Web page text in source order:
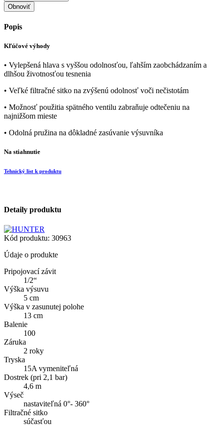
Popis
Kľúčové výhody
• Vylepšená hlava s vyššou odolnosťou, ľahším zaobchádzaním a
dlhšou životnosťou tesnenia
• Veľké filtračné sitko na zvýšenú odolnosť voči nečistotám
• Možnosť použitia spätného ventilu zabraňuje odtečeniu na
najnižšom mieste
• Odolná pružina na dôkladné zasúvanie výsuvníka
Na stiahnutie
Tehnický list k produktu
Detaily produktu
Kód produktu: 30963
Údaje o produkte
Pripojovací závit
1/2“
Výška výsuvu
5 cm
Výška v zasunutej polohe
13 cm
Balenie
100
Záruka
2 roky
Tryska
15A vymeniteľná
Dostrek (pri 2,1 bar)
4,6 m
Výseč
nastaviteľná 0°- 360°
Filtračné sitko
súčasťou